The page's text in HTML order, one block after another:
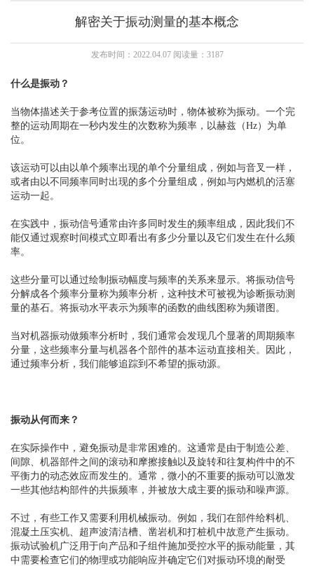
解密关于振动测量的基本概念
发布时间：2022.04.07 阅读量：3187
什么是振动？
当物体描述关于参考位置的振荡运动时，物体被称为振动。一个完
整的运动周期在一秒内发生的次数称为频率，以赫兹（Hz）为单
位。
该运动可以由以单个频率出现的单个分量组成，例如与音叉一样，
或者由以不同频率同时出现的多个分量组成，例如与内燃机的活塞
运动一起。
在实践中，振动信号通常由许多同时发生的频率组成，因此我们不
能仅通过观察时间模式立即看出有多少分量以及它们发生在什么频
率。
这些分量可以通过绘制振动幅度与频率的关系来显示。将振动信号
分解成各个频率分量称为频率分析，这种技术可被视为诊断振动测
量的基石。将振动水平表示为频率的函数的曲线图称为频谱图。
当对机器振动做频率分析时，我们通常会发现几个显著的周期频率
分量，这些频率分量与机器各个部件的基本运动直接相关。因此，
通过频率分析，我们能够追踪到不希望的振动源。
振动从何而来？
在实际操作中，避免振动是非常困难的。这通常是由于制造公差、
间隙、机器部件之间的滚动和摩擦接触以及旋转和往复构件中的不
平衡力的动态效应而发生的。通常，微小的不重要的振动可以激发
一些其他结构部件的共振频率，并被放大成主要的振动和噪声源。
不过，有些工作又需要利用机械振动。例如，我们在部件给料机、
混凝土压实机、超声波清洁槽、凿岩机和打桩机中故意产生振动。
振动试验机广泛用于向产品和子组件施加受控水平的振动能量，其
中需要检查它们的物理或功能响应并确定它们对振动环境的耐受